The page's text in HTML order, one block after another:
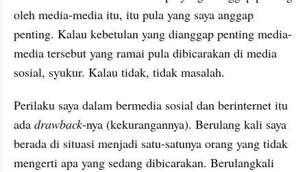
oleh media-media itu, itu pula yang saya anggap
penting. Kalau kebetulan yang dianggap penting media-
media tersebut yang ramai pula dibicarakan di media
sosial, syukur. Kalau tidak, tidak masalah.
Perilaku saya dalam bermedia sosial dan berinternet itu
ada drawback-nya (kekurangannya). Berulang kali saya
berada di situasi menjadi satu-satunya orang yang tidak
mengerti apa yang sedang dibicarakan. Berulangkali